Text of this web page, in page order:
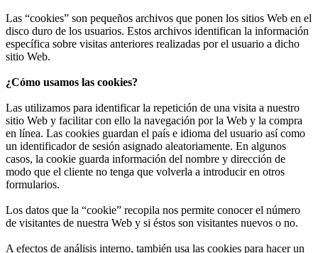
Las “cookies” son pequeños archivos que ponen los sitios Web en el
disco duro de los usuarios. Estos archivos identifican la información
específica sobre visitas anteriores realizadas por el usuario a dicho
sitio Web.
¿Cómo usamos las cookies?
Las utilizamos para identificar la repetición de una visita a nuestro
sitio Web y facilitar con ello la navegación por la Web y la compra
en línea. Las cookies guardan el país e idioma del usuario así como
un identificador de sesión asignado aleatoriamente. En algunos
casos, la cookie guarda información del nombre y dirección de
modo que el cliente no tenga que volverla a introducir en otros
formularios.
Los datos que la “cookie” recopila nos permite conocer el número
de visitantes de nuestra Web y si éstos son visitantes nuevos o no.
A efectos de análisis interno, también usa las cookies para hacer un